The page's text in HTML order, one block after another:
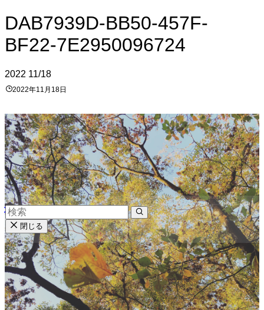
DAB7939D-BB50-457F-
BF22-7E2950096724
2022 11/18
2022年11月18日
閉じる